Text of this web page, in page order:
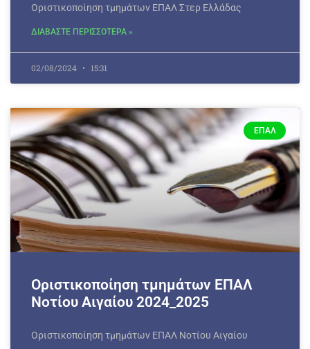
Οριστικοποίηση τμημάτων ΕΠΑΛ Στερ Ελλάδας
ΔΙΑΒΑΣΤΕ ΠΕΡΙΣΣΟΤΕΡΑ »
02/08/2024 15:31
ΕΠΑΛ
Οριστικοποίηση τμημάτων ΕΠΑΛ
Νοτίου Αιγαίου 2024_2025
Οριστικοποίηση τμημάτων ΕΠΑΛ Νοτίου Αιγαίου